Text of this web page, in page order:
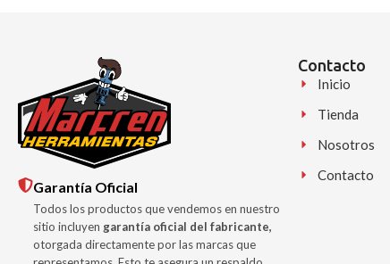
Garantía Oficial
Todos los productos que vendemos en nuestro
sitio incluyen garantía oficial del fabricante,
otorgada directamente por las marcas que
Contacto
Inicio
Tienda
Nosotros
Contacto